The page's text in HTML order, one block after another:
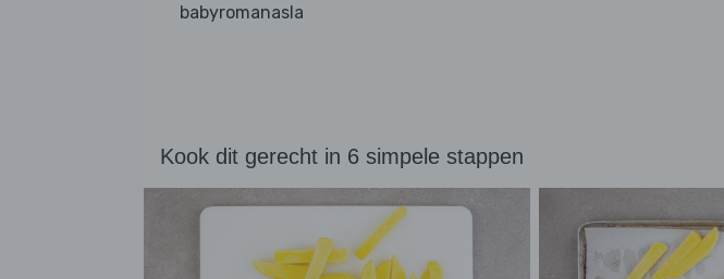
babyromanasla
Kook dit gerecht in 6 simpele stappen